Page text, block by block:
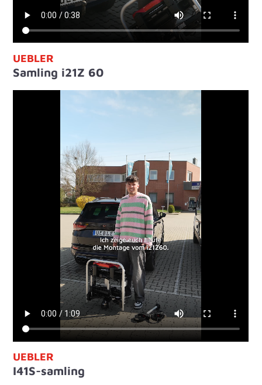
UEBLER
Samling i21Z 60
UEBLER
I41S-samling